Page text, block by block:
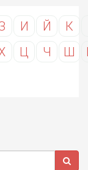
И Й К
Ц Ч Ш